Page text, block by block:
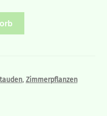
, Zimmerpflanzen